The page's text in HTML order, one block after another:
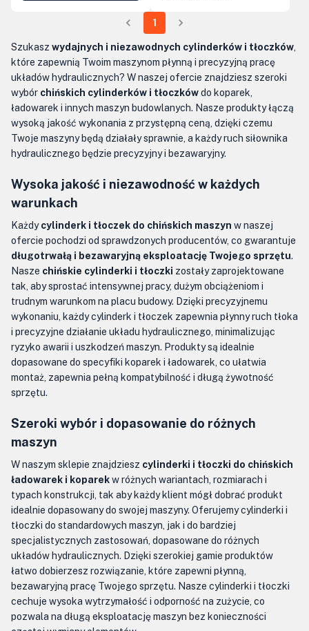
1
Szukasz wydajnych i niezawodnych cylinderków i tłoczków
które zapewnią Twoim maszynom płynną i precyzyjną pracę
układów hydraulicznych? W naszej ofercie znajdziesz szeroki
wybór chińskich cylinderków i tłoczkówdo koparek,
ładowarek i innych maszyn budowlanych. Nasze produkty łączą
wysoką jakość wykonania z przystępną ceną, dzięki czemu
Twoje maszyny będą działały sprawnie, a każdy ruch siłownika
hydraulicznego będzie precyzyjny i bezawaryjny.
Wysoka jakość i niezawodność w każdych
warunkach
Każdycylinderk i tłoczek do chińskich maszyn w naszej
ofercie pochodzi od sprawdzonych producentów, co gwarantuje
długotrwałą i bezawaryjną eksploatację Twojego sprzętu.
Nasze chińskie cylinderki i tłoczki zostały zaprojektowane
tak, aby sprostać intensywnej pracy, dużym obciążeniom i
trudnym warunkom na placu budowy. Dzięki precyzyjnemu
wykonaniu, każdy cylinderk i tłoczek zapewnia płynny ruch tłoka
i precyzyjne działanie układu hydraulicznego, minimalizując
ryzyko awarii i uszkodzeń maszyn. Produkty są idealnie
dopasowane do specyfiki koparek i ładowarek, co ułatwia
montaż, zapewnia pełną kompatybilność i długą żywotność
sprzętu.
Szeroki wybór i dopasowanie do różnych
maszyn
W naszym sklepie znajdziesz cylinderki i tłoczki do chińskich
ładowarek i koparekw różnych wariantach, rozmiarach i
typach konstrukcji, tak aby każdy klient mógł dobrać produkt
idealnie dopasowany do swojej maszyny. Oferujemy cylinderki i
tłoczki do standardowych maszyn, jak i do bardziej
specjalistycznych zastosowań, dopasowane do różnych
układów hydraulicznych. Dzięki szerokiej gamie produktów
łatwo dobierzesz rozwiązanie, które zapewni płynną,
bezawaryjną pracę Twojego sprzętu. Nasze cylinderki i tłoczki
cechuje wysoka wytrzymałość i odporność na zużycie, co
pozwala na długą eksploatację maszyn bez konieczności